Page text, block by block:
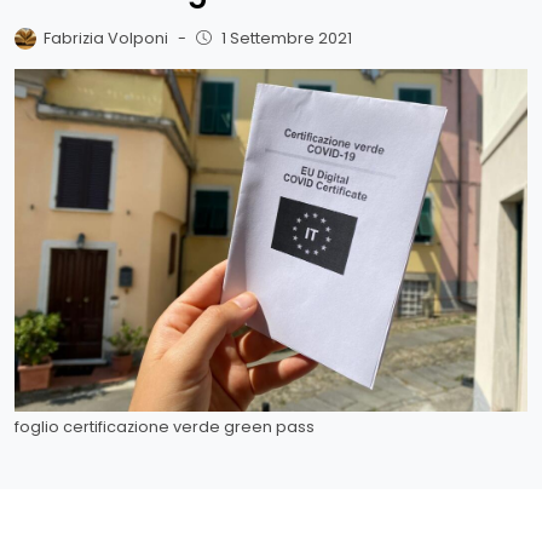
Fabrizia Volponi - 1 Settembre 2021
foglio certificazione verde green pass